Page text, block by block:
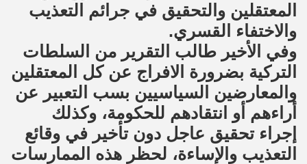
المعتقلين والتحقيق في جرائم التعذيب
والاختفاء القسري.
وفي الأخير طالب التقرير من السلطات
التركية بضرورة الافراج عن كل المعتقلين
والمعارضين السياسيين بسب التعبير عن
أراءهم أو انتقادهم للحكومة، وكذلك
إجراء تحقيق عاجل دون تأخير في وقائع
التعذيب والإساءة، لحظر هذه الممارسات